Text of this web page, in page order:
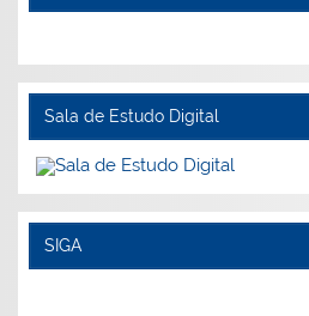
Sala de Estudo Digital
SIGA